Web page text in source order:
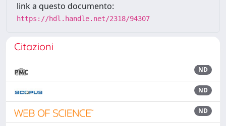
link a questo documento:
https://hdl.handle.net/2318/94307
Citazioni
ND
ND
ND